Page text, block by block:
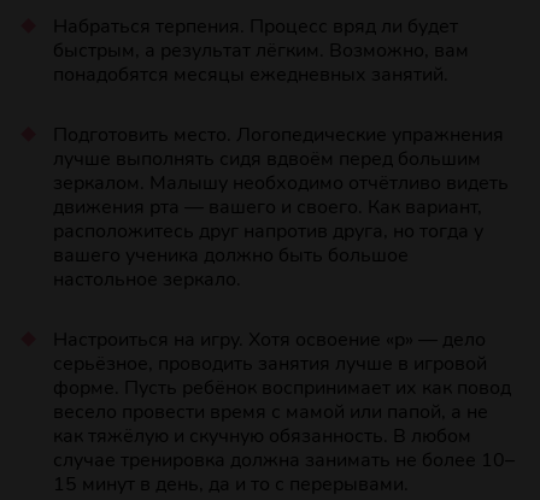
Набраться терпения. Процесс вряд ли будет
быстрым, а результат лёгким. Возможно, вам
понадобятся месяцы ежедневных занятий.
Подготовить место. Логопедические упражнения
лучше выполнять сидя вдвоём перед большим
зеркалом. Малышу необходимо отчётливо видеть
движения рта — вашего и своего. Как вариант,
расположитесь друг напротив друга, но тогда у
вашего ученика должно быть большое
настольное зеркало.
Настроиться на игру. Хотя освоение «р» — дело
серьёзное, проводить занятия лучше в игровой
форме. Пусть ребёнок воспринимает их как повод
весело провести время с мамой или папой, а не
как тяжёлую и скучную обязанность. В любом
случае тренировка должна занимать не более 10–
15 минут в день, да и то с перерывами.